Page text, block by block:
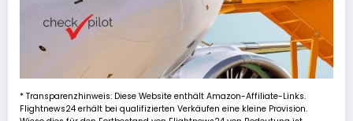
* Transparenzhinweis: Diese Website enthält Amazon-Affiliate-Links.
Flightnews24 erhält bei qualifizierten Verkäufen eine kleine Provision.